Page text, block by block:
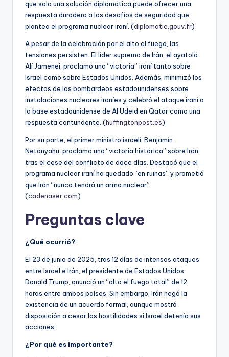
que solo una solución diplomática puede ofrecer una
respuesta duradera a los desafíos de seguridad que
plantea el programa nuclear iraní. (diplomatie.gouv.fr)
A pesar de la celebración por el alto el fuego, las
tensiones persisten. El líder supremo de Irán, el ayatolá
Alí Jamenei, proclamó una “victoria” iraní tanto sobre
Israel como sobre Estados Unidos. Además, minimizó los
efectos de los bombardeos estadounidenses sobre
instalaciones nucleares iraníes y celebró el ataque iraní a
la base estadounidense de Al Udeid en Qatar como una
respuesta contundente. (huffingtonpost.es)
Por su parte, el primer ministro israelí, Benjamín
Netanyahu, proclamó una “victoria histórica” sobre Irán
tras el cese del conflicto de doce días. Destacó que el
programa nuclear iraní ha quedado “en ruinas” y prometió
que Irán “nunca tendrá un arma nuclear”.
(cadenaser.com)
Preguntas clave
¿Qué ocurrió?
El 23 de junio de 2025, tras 12 días de intensos ataques
entre Israel e Irán, el presidente de Estados Unidos,
Donald Trump, anunció un “alto el fuego total” de 12
horas entre ambos países. Sin embargo, Irán negó la
existencia de un acuerdo formal, aunque mostró
disposición a cesar las hostilidades si Israel detenía sus
acciones.
¿Por qué es importante?